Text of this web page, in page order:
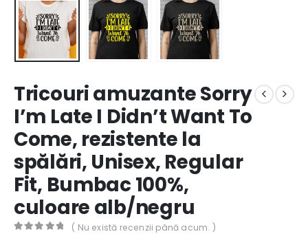
Tricouri amuzante Sorry
I’m Late I Didn’t Want To
Come, rezistente la
spălări, Unisex, Regular
Fit, Bumbac 100%,
culoare alb/negru
( Nu există recenzii până acum. )